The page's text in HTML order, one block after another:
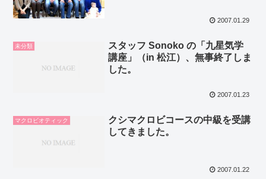
2007.01.29
未分類
スタッフ Sonoko の「九星気学
講座」（in 松江）、無事終了しま
した。
2007.01.23
マクロビオティック
クシマクロビコースの中級を受講
してきました。
2007.01.22